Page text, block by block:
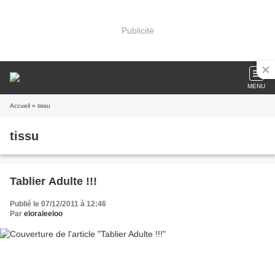
Publicité
MENU
Accueil » tissu
tissu
Tablier Adulte !!!
Publié le 07/12/2011 à 12:46
Par eloraleeloo